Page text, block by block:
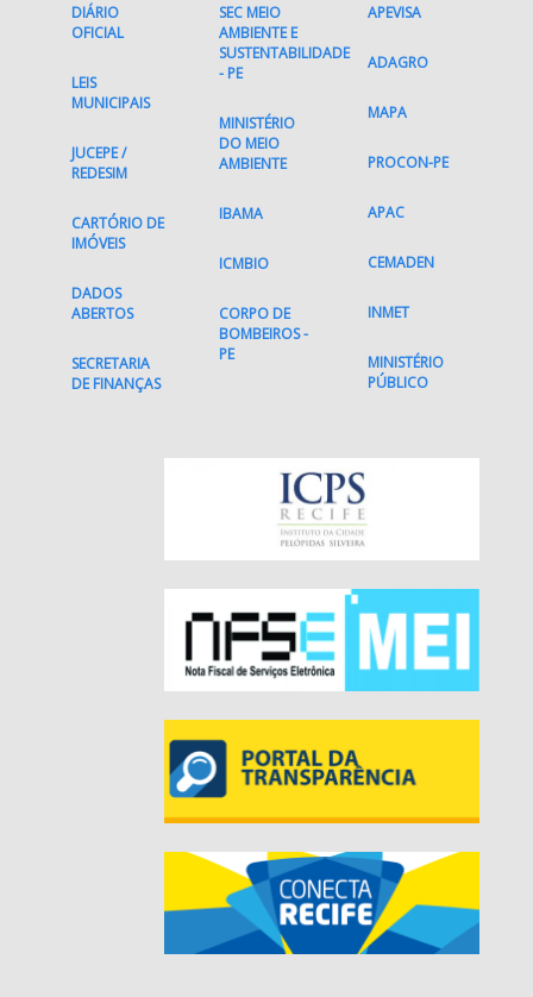
DIÁRIO
OFICIAL
LEIS
MUNICIPAIS
JUCEPE /
REDESIM
CARTÓRIO DE
IMÓVEIS
DADOS
ABERTOS
SECRETARIA
DE FINANÇAS
SEC MEIO
AMBIENTE E
SUSTENTABILIDADE
- PE
MINISTÉRIO
DO MEIO
AMBIENTE
IBAMA
ICMBIO
CORPO DE
BOMBEIROS -
PE
APEVISA
ADAGRO
MAPA
PROCON-PE
APAC
CEMADEN
INMET
MINISTÉRIO
PÚBLICO